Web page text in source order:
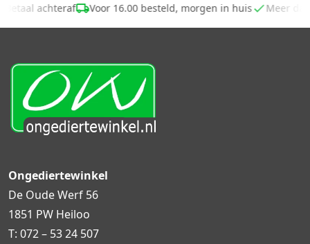
Betaal achteraf Voor 16.00 besteld, morgen in huis Meer
Ongediertewinkel
De Oude Werf 56
1851 PW Heiloo
T: 072 – 53 24 507